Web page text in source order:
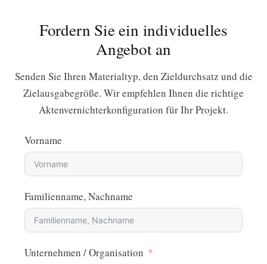
Fordern Sie ein individuelles
Angebot an
Senden Sie Ihren Materialtyp, den Zieldurchsatz und die
Zielausgabegröße. Wir empfehlen Ihnen die richtige
Aktenvernichterkonfiguration für Ihr Projekt.
Vorname
Familienname, Nachname
Unternehmen / Organisation